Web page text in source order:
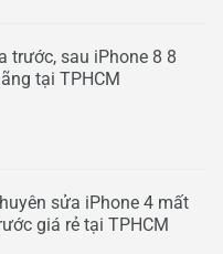
trước, sau iPhone 8 8
tại TPHCM
sửa iPhone 4 mất
giá rẻ tại TPHCM